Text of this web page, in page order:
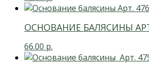
ОСНОВАНИЕ БАЛЯСИНЫ
66.00 р.